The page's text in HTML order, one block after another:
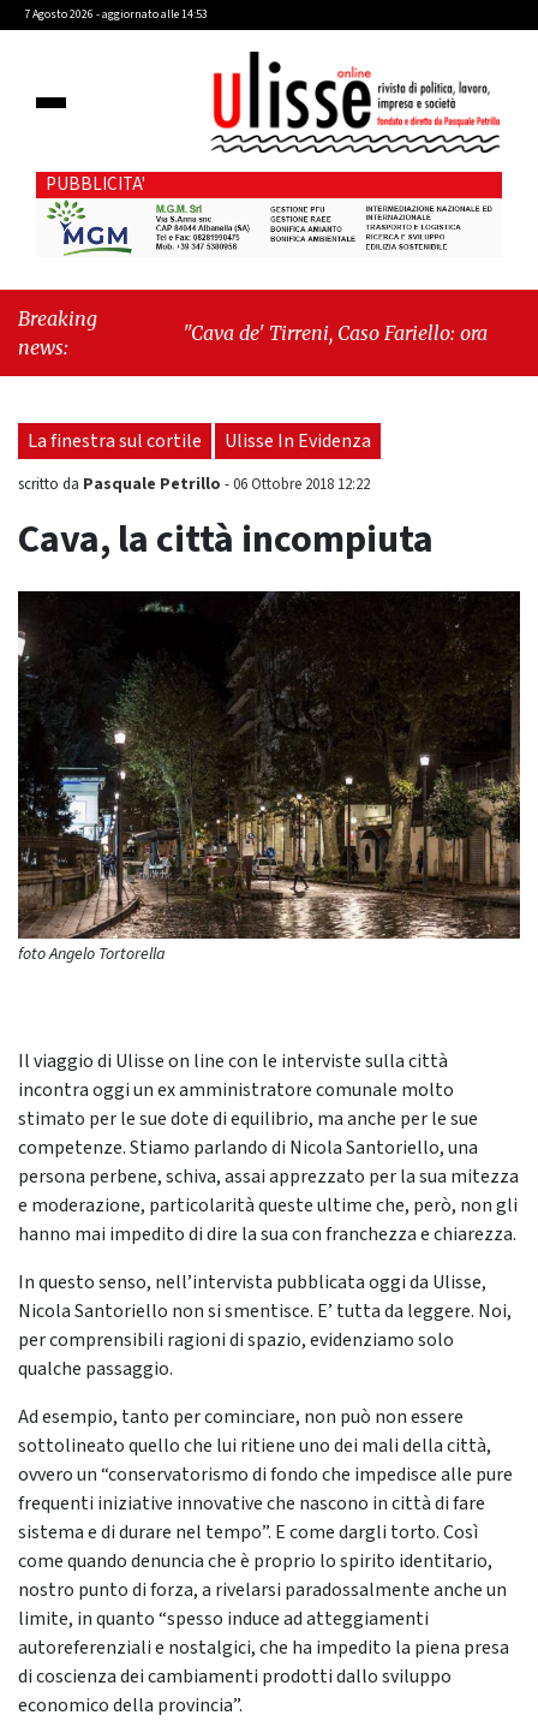
7 Agosto 2026 - aggiornato alle 14:53
PUBBLICITA'
Breaking
news:
"Cava de' Tirreni, Caso Fariello: ora torniamo ai
La finestra sul cortile Ulisse In Evidenza
scritto da Pasquale Petrillo -06 Ottobre 2018 12:22
Cava, la città incompiuta
foto Angelo Tortorella
Il viaggio di Ulisse on line con le interviste sulla città
incontra oggi un ex amministratore comunale molto
stimato per le sue dote di equilibrio, ma anche per le sue
competenze. Stiamo parlando di Nicola Santoriello, una
persona perbene, schiva, assai apprezzato per la sua mitezza
e moderazione, particolarità queste ultime che, però, non gli
hanno mai impedito di dire la sua con franchezza e chiarezza.
In questo senso, nell’intervista pubblicata oggi da Ulisse,
Nicola Santoriello non si smentisce. E’ tutta da leggere. Noi,
per comprensibili ragioni di spazio, evidenziamo solo
qualche passaggio.
Ad esempio, tanto per cominciare, non può non essere
sottolineato quello che lui ritiene uno dei mali della città,
ovvero un “conservatorismo di fondo che impedisce alle pure
frequenti iniziative innovative che nascono in città di fare
sistema e di durare nel tempo”. E come dargli torto. Così
come quando denuncia che è proprio lo spirito identitario,
nostro punto di forza, a rivelarsi paradossalmente anche un
limite, in quanto “spesso induce ad atteggiamenti
autoreferenziali e nostalgici, che ha impedito la piena presa
di coscienza dei cambiamenti prodotti dallo sviluppo
economico della provincia”.